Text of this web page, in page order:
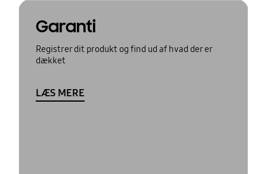
Garanti
Registrer dit produkt og find ud af hvad der er
dækket
LÆS MERE